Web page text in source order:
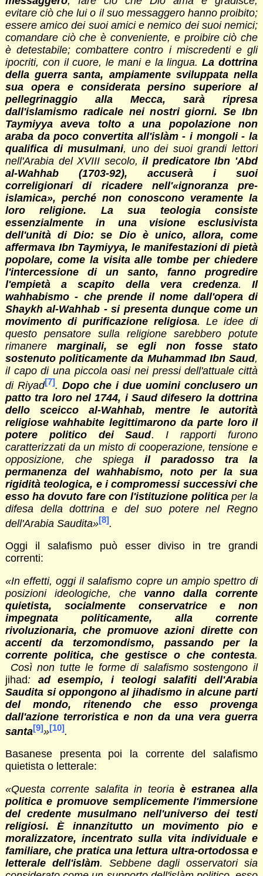
evitare ciò che lui o il suo messaggero hanno proibito;
essere amico dei suoi amici e nemico dei suoi nemici;
comandare ciò che è conveniente, e proibire ciò che
è detestabile; combattere contro i miscredenti e gli
ipocriti, con il cuore, le mani e la lingua.La dottrina
della guerra santa, ampiamente sviluppata nella
sua opera e considerata persino superiore al
pellegrinaggio alla Mecca, sarà ripresa
dall'islamismo radicale nei nostri giorni. Se Ibn
Taymiyya aveva tolto a una popolazione non
araba da poco convertita all'islàm - i mongoli - la
qualifica di musulmani, uno dei suoi grandi lettori
nell'Arabia del XVIII secolo,il predicatore Ibn 'Abd
al-Wahhab (1703-92), accuserà i suoi
correligionari di ricadere nell'«ignoranza pre-
islamica», perché non conoscono veramente la
loro religione. La sua teologia consiste
essenzialmente in una visione esclusivista
dell'unità di Dio: se Dio è unico, allora, come
affermava Ibn Taymiyya, le manifestazioni di pietà
popolare, come la visita alle tombe per chiedere
l'intercessione di un santo, fanno progredire
l'empietà a scapito della vera credenza.Il
wahhabismo - che prende il nome dall'opera di
Shaykh al-Wahhab - si presenta dunque come un
movimento di purificazione religiosa. Le idee di
questo pensatore sulla religione sarebbero potute
rimanere marginali, se egli non fosse stato
sostenuto politicamente da Muhammad Ibn Saud,
il capo di una piccola oasi nei pressi dell'attuale città
di Riyad[7]. Dopo che i due uomini conclusero un
patto tra loro nel 1744, i Saud difesero la dottrina
dello sceicco al-Wahhab, mentre le autorità
religiose wahhabite legittimarono da parte loro il
potere politico dei Saud. I rapporti furono
caratterizzati da un misto di cooperazione, tensione e
opposizione, che spiega il paradosso tra la
permanenza del wahhabismo, noto per la sua
rigidità teologica, e i compromessi successivi che
esso ha dovuto fare con l'istituzione politicaper la
difesa della dottrina e del suo potere nel Regno
dell'Arabia Saudita»[8].
Oggi il salafismo può esser diviso in tre grandi
correnti:
«In effetti, oggi il salafismo copre un ampio spettro di
posizioni ideologiche, che vanno dalla corrente
quietista, socialmente conservatrice e non
impegnata politicamente, alla corrente
rivoluzionaria, che promuove azioni dirette con
accenti da terzomondismo, passando per la
corrente politica, che gestisce o che contesta.
Così non tutte le forme di salafismo sostengono il
jihad: ad esempio, i teologi salafiti dell'Arabia
Saudita si oppongono al jihadismo in alcune parti
del mondo, ritenendo che esso provenga
dall'azione terroristica e non da una vera guerra
santa[9]»[10].
Basanese presenta poi la corrente del salafismo
quietista o letterale:
«Questa corrente salafita in teoriaè estranea alla
politica e promuove semplicemente l'immersione
del credente musulmano nell'universo dei testi
religiosi. È innanzitutto un movimento pio e
moralizzatore, incentrato sulla vita individuale e
familiare, che pratica una lettura ultra-ortodossa e
letterale dell'islàm. Sebbene dagli osservatori sia